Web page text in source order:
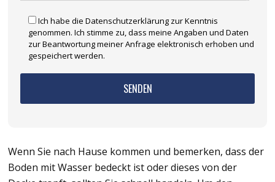
Ich habe die Datenschutzerklärung zur Kenntnis
genommen. Ich stimme zu, dass meine Angaben und Daten
zur Beantwortung meiner Anfrage elektronisch erhoben und
gespeichert werden.
Wenn Sie nach Hause kommen und bemerken, dass der
Boden mit Wasser bedeckt ist oder dieses von der